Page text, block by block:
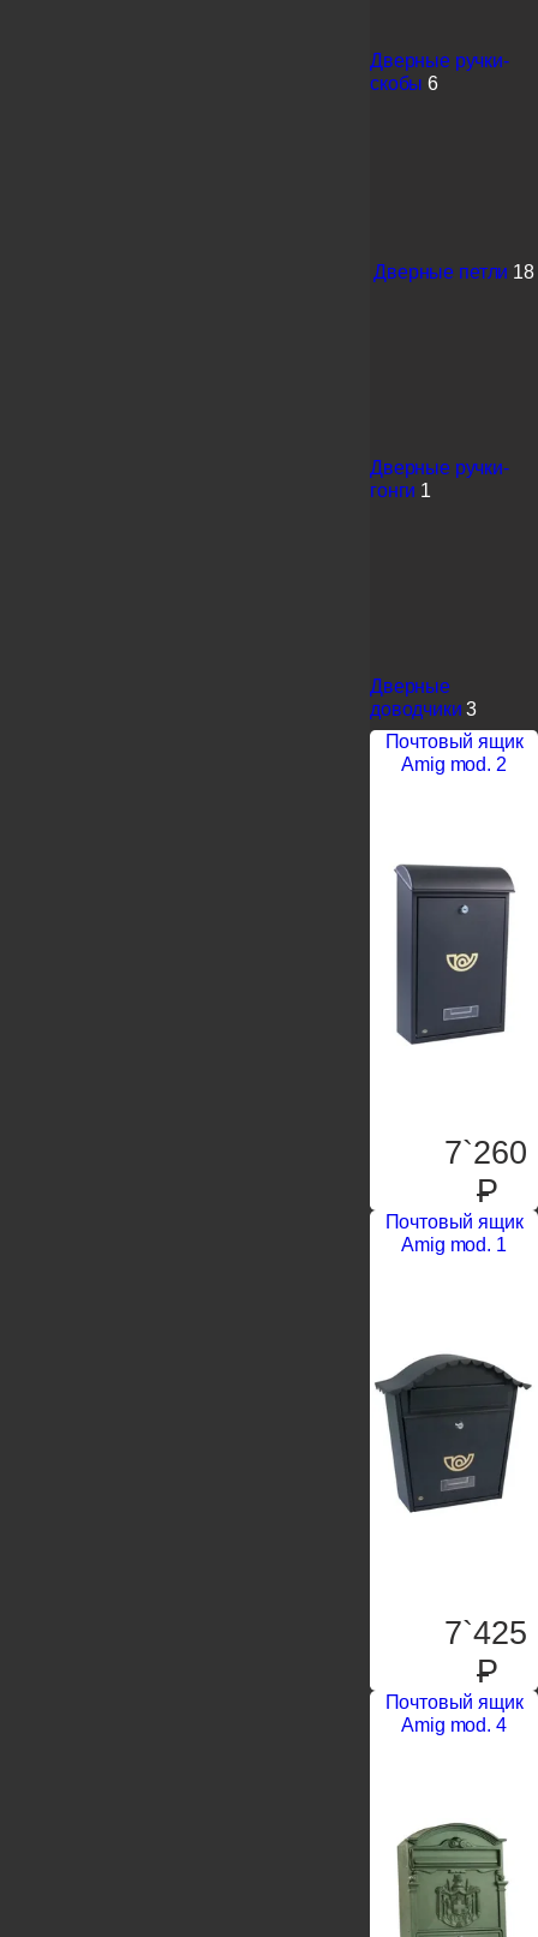
Дверные ручки-
скобы 6
Дверные петли 18
Дверные ручки-
гонги 1
Дверные
доводчики 3
Почтовый ящик
Amig mod. 2
7`260
P
Почтовый ящик
Amig mod. 1
7`425
P
Почтовый ящик
Amig mod. 4